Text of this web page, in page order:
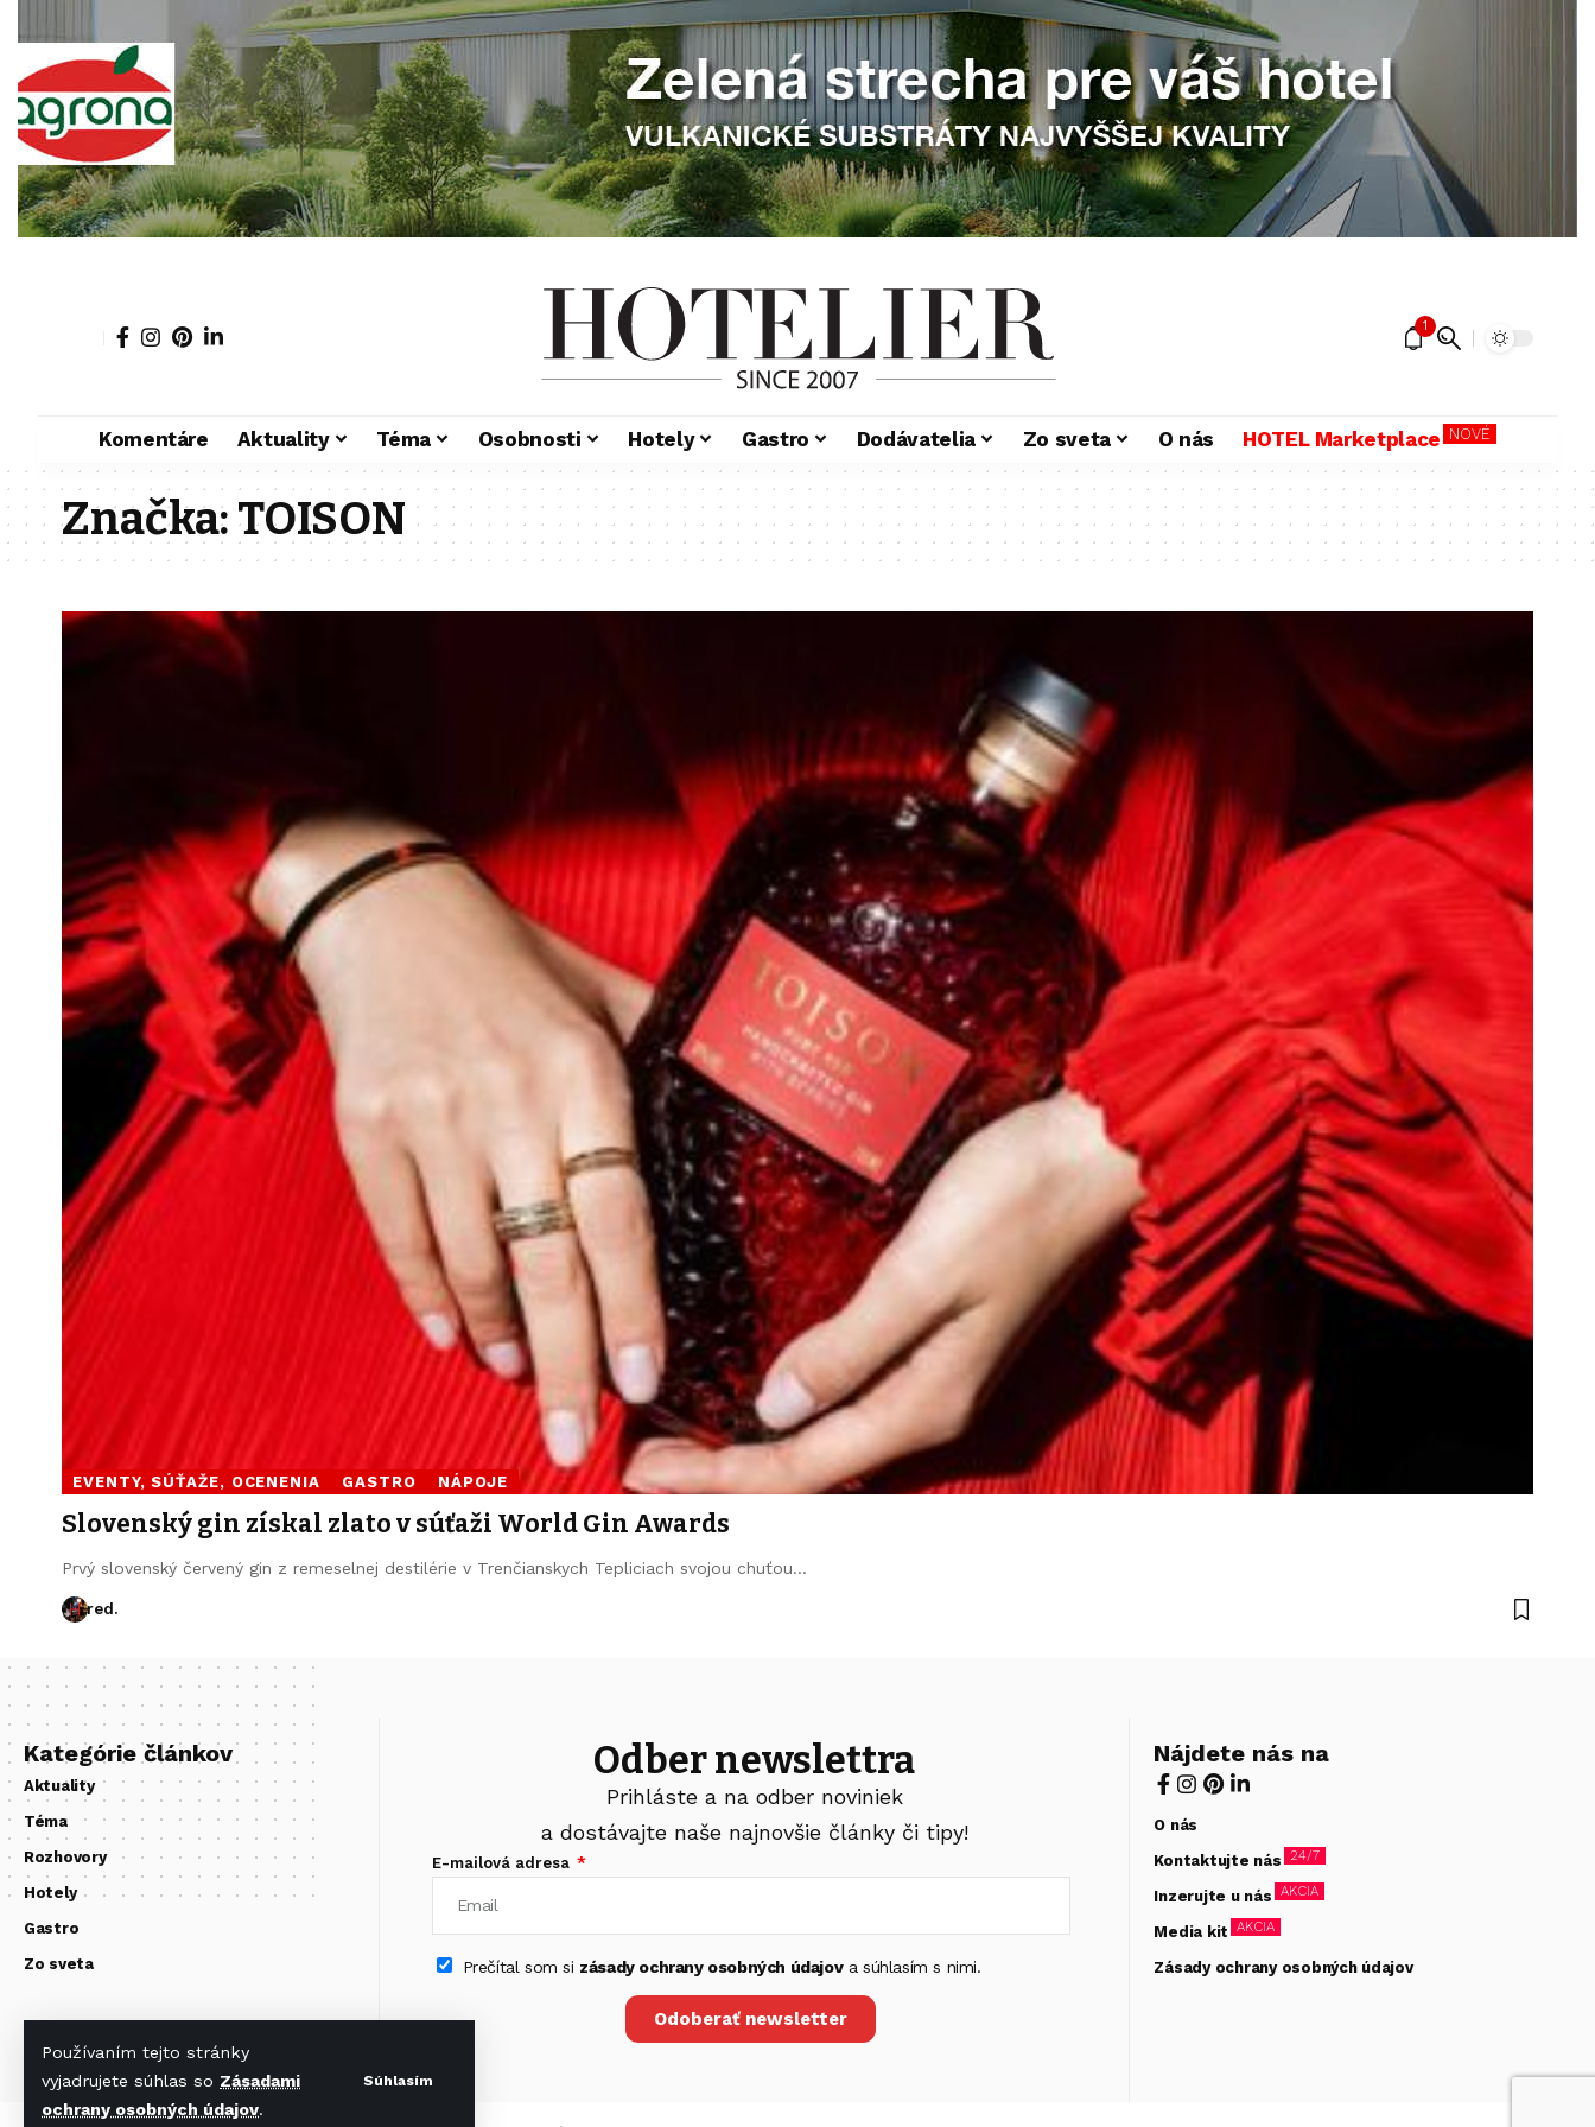
Používaním tejto stránky
vyjadrujete súhlas so Zásadami
ochrany osobných údajov.
Súhlasím
1
Komentáre Aktuality Téma Osobnosti Hotely Gastro Dodávatelia Zo sveta O nás HOTEL Marketplace NOVÉ
Značka:TOISON
EVENTY, SÚŤAŽE, OCENENIA GASTRO NÁPOJE
Slovenský gin získal zlato v súťaži World Gin Awards
Prvý slovenský červený gin z remeselnej destilérie v Trenčianskych Tepliciach svojou chuťou…
red.
Kategórie článkov
Aktuality
Téma
Rozhovory
Hotely
Gastro
Zo sveta
Odber newslettra
Prihláste a na odber noviniek
a dostávajte naše najnovšie články či tipy!
E-mailová adresa
Prečítal som si zásady ochrany osobných údajova súhlasím s nimi.
Odoberať newsletter
Nájdete nás na
O nás
Kontaktujte nás 24/7
Inzerujte u nás AKCIA
Media kit AKCIA
Zásady ochrany osobných údajov